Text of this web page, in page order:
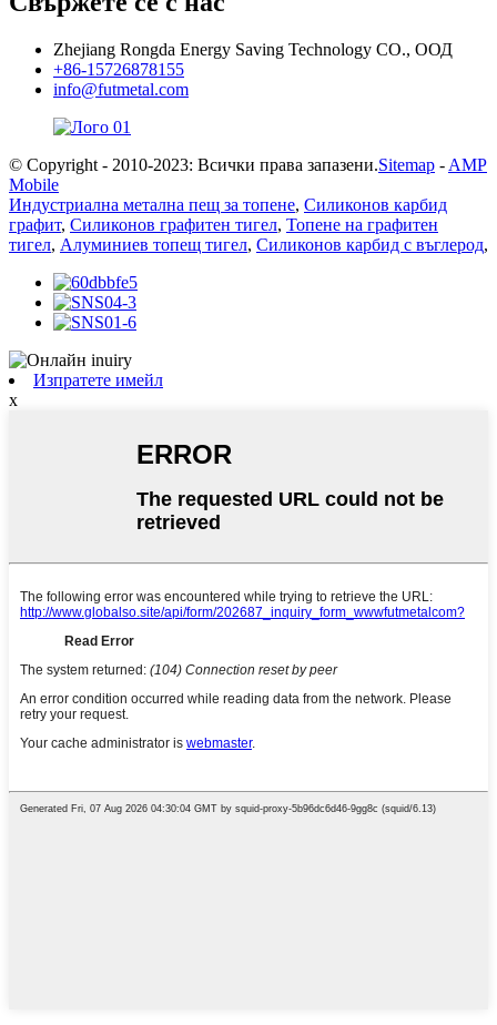
Zhejiang Rongda Energy Saving Technology CO., ООД
+86-15726878155
info@futmetal.com
© Copyright - 2010-2023: Всички права запазени.Sitemap - AMP
Mobile
Индустриална метална пещ за топене, Силиконов карбид
графит, Силиконов графитен тигел, Топене на графитен
тигел, Алуминиев топещ тигел, Силиконов карбид с въглерод,
Изпратете имейл
x